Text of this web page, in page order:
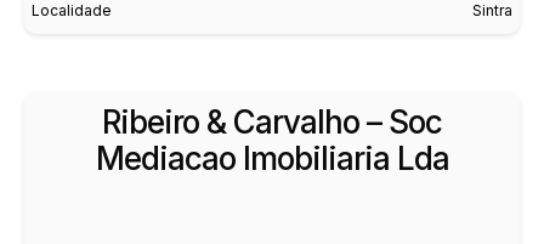
Localidade Sintra
Ribeiro & Carvalho – Soc
Mediacao Imobiliaria Lda